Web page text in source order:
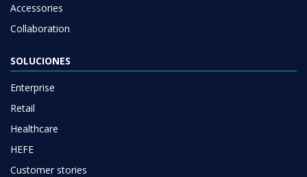
Accessories
Collaboration
SOLUCIONES
Enterprise
Retail
Healthcare
HEFE
Customer stories